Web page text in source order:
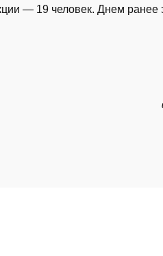
— 19 человек. Днем ранее